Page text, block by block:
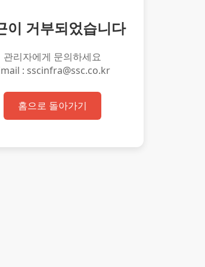
이 거부되었습니다
관리자에게 문의하세요
: sscinfra@ssc.co.kr
홈으로 돌아가기